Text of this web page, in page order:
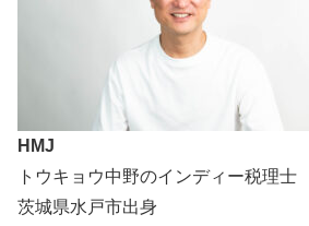
HMJ
トウキョウ中野のインディー税理士
茨城県水戸市出身